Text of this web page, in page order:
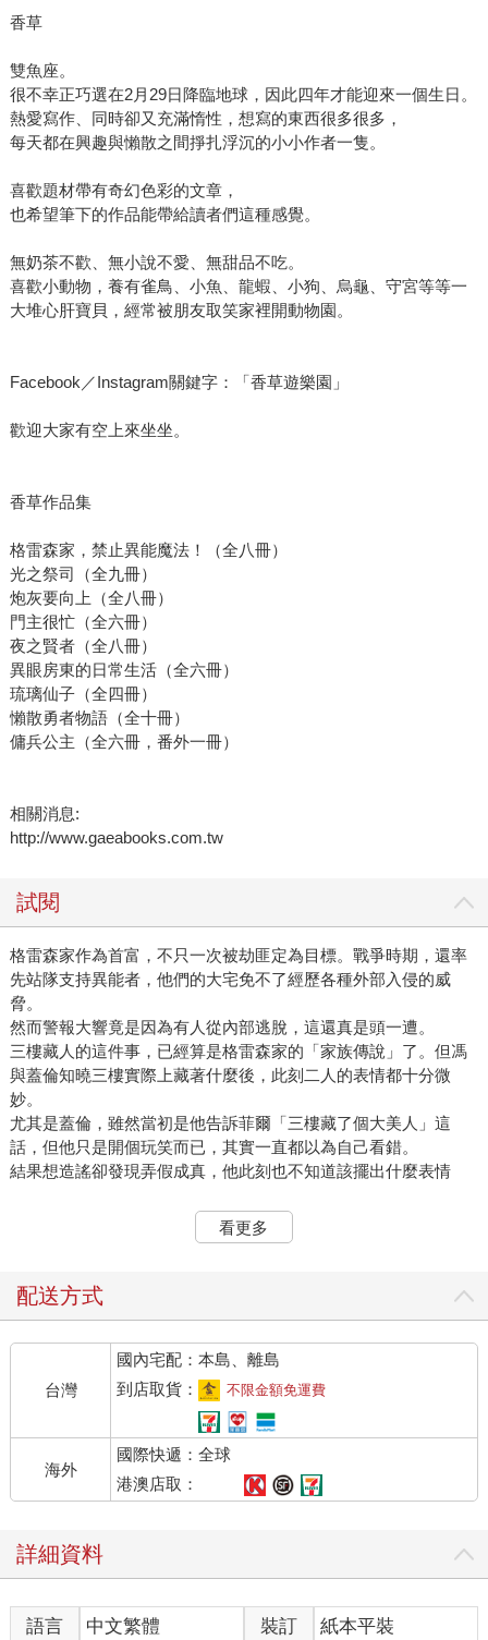
香草
雙魚座。
很不幸正巧選在2月29日降臨地球，因此四年才能迎來一個生日。
熱愛寫作、同時卻又充滿惰性，想寫的東西很多很多，
每天都在興趣與懶散之間掙扎浮沉的小小作者一隻。
喜歡題材帶有奇幻色彩的文章，
也希望筆下的作品能帶給讀者們這種感覺。
無奶茶不歡、無小說不愛、無甜品不吃。
喜歡小動物，養有雀鳥、小魚、龍蝦、小狗、烏龜、守宮等等一
大堆心肝寶貝，經常被朋友取笑家裡開動物園。
Facebook／Instagram關鍵字：「香草遊樂園」
歡迎大家有空上來坐坐。
香草作品集
格雷森家，禁止異能魔法！（全八冊）
光之祭司（全九冊）
炮灰要向上（全八冊）
門主很忙（全六冊）
夜之賢者（全八冊）
異眼房東的日常生活（全六冊）
琉璃仙子（全四冊）
懶散勇者物語（全十冊）
傭兵公主（全六冊，番外一冊）
相關消息:
http://www.gaeabooks.com.tw
試閱
格雷森家作為首富，不只一次被劫匪定為目標。戰爭時期，還率
先站隊支持異能者，他們的大宅免不了經歷各種外部入侵的威
脅。
然而警報大響竟是因為有人從內部逃脫，這還真是頭一遭。
三樓藏人的這件事，已經算是格雷森家的「家族傳說」了。但馮
與蓋倫知曉三樓實際上藏著什麼後，此刻二人的表情都十分微
妙。
尤其是蓋倫，雖然當初是他告訴菲爾「三樓藏了個大美人」這
話，但他只是開個玩笑而已，其實一直都以為自己看錯。
結果想造謠卻發現弄假成真，他此刻也不知道該擺出什麼表情
在菲爾緊跟著奔上三樓後，馮等人也連忙跟上。
布里安身為客人，按理說該留在原地等候，但他擔心菲爾的安
然而當他氣喘吁吁地抵達三樓時，迎面看到的卻是菲爾等人被肯
連喘都還沒喘順的布里安自然也一起被帶回客廳。
辛辛苦苦白跑一趟、半點八卦都沒看到的布里安：「……」
偏偏除了他之外，同樣跑上跑下的格雷森們全都一副沒事人的模
樣，就連原本不擅長運動的菲爾，也因被逼鍛鍊而體能變好了，
只輕微喘了幾口。這讓喘得上氣不接下氣的布里安在眾人中特別
顯眼，也顯得特別廢。
作為經常泡在實驗室裡的魔藥師，布里安即使知道體力並非自己
的長處，但此刻從不注重體能的他，不由得生出了幾分鍛鍊的念
費里克斯的出走造成一陣兵荒馬亂，警報聲也把伊莉莎白以及一
眾傭人引了過來。
她在確定只是虛驚一場後，便領著人回去繼續工作，完全沒有對
警報聲表現出任何好奇，更沒有多問半句。
看更多
配送方式
台灣
國內宅配：本島、離島
到店取貨：
不限金額免運費
海外
國際快遞：全球
港澳店取：
詳細資料
語言 中文繁體 裝訂
紙本平裝